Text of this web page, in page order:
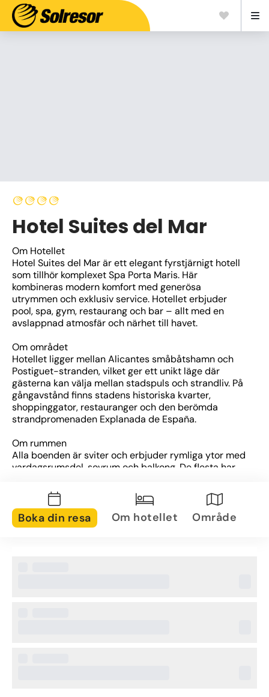
Hotel Suites del Mar
Om Hotellet
Hotel Suites del Mar är ett elegant fyrstjärnigt hotell
som tillhör komplexet Spa Porta Maris. Här
kombineras modern komfort med generösa
utrymmen och exklusiv service. Hotellet erbjuder
pool, spa, gym, restaurang och bar – allt med en
avslappnad atmosfär och närhet till havet.
Om området
Hotellet ligger mellan Alicantes småbåtshamn och
Postiguet-stranden, vilket ger ett unikt läge där
gästerna kan välja mellan stadspuls och strandliv. På
gångavstånd finns stadens historiska kvarter,
shoppinggator, restauranger och den berömda
strandpromenaden Explanada de España.
Om rummen
Alla boenden är sviter och erbjuder rymliga ytor med
vardagsrumsdel, sovrum och balkong. De flesta har
utrustade med luftkonditionering, Wi-Fi, TV, minibar
och premiumdetaljer för en bekväm vistelse.
Övrig information
Boka din resa Om hotellet Område